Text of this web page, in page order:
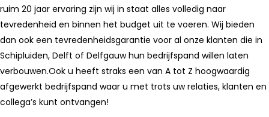
ruim 20 jaar ervaring zijn wij in staat alles volledig naar
tevredenheid en binnen het budget uit te voeren. Wij bieden
dan ook een tevredenheidsgarantie voor al onze klanten die in
Schipluiden, Delft of Delfgauw hun bedrijfspand willen laten
verbouwen.Ook u heeft straks een van A tot Z hoogwaardig
afgewerkt bedrijfspand waar u met trots uw relaties, klanten en
collega’s kunt ontvangen!